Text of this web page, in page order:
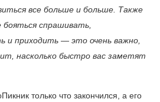
все больше и больше. Также
спрашивать,
и приходить — это очень важно,
насколько быстро вас заметят
только что закончился, а его